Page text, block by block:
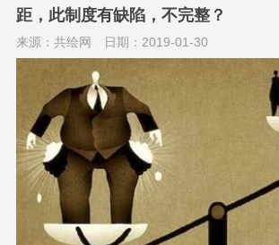
距，此制度有缺陷，不完整？
来源：共绘网 日期：2019-01-30